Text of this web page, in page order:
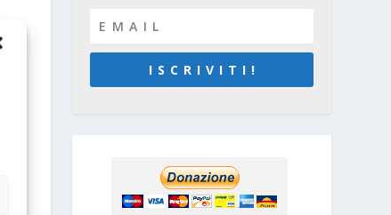
I S C R I V I T I !